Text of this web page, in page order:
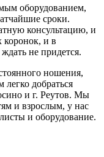
оборудованием,
сроки.
консультацию, и
и в
не придется.
ношения,
добраться
и г. Реутов. Мы
и взрослым, у нас
и оборудование.